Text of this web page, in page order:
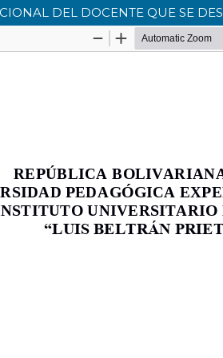
DEL DOCENTE QUE SE